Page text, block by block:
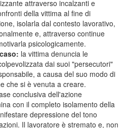
attraverso incalzanti e
della vittima al fine di
isolarla dal contesto lavorativo,
e, attraverso continue
psicologicamente.
la vittima denuncia le
dai suoi "persecutori"
a causa del suo modo di
che si è venuta a creare.
conclusiva dell'azione
con il completo isolamento della
depressione del tono
Il lavoratore è stremato e, non